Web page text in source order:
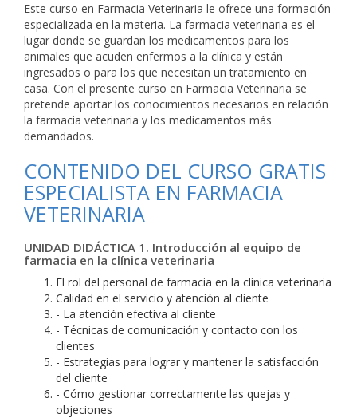
Este curso en Farmacia Veterinaria le ofrece una formación
especializada en la materia. La farmacia veterinaria es el
lugar donde se guardan los medicamentos para los
animales que acuden enfermos a la clínica y están
ingresados o para los que necesitan un tratamiento en
casa. Con el presente curso en Farmacia Veterinaria se
pretende aportar los conocimientos necesarios en relación
la farmacia veterinaria y los medicamentos más
demandados.
CONTENIDO DEL CURSO GRATIS
ESPECIALISTA EN FARMACIA
VETERINARIA
UNIDAD DIDÁCTICA 1. Introducción al equipo de
farmacia en la clínica veterinaria
El rol del personal de farmacia en la clínica veterinaria
Calidad en el servicio y atención al cliente
- La atención efectiva al cliente
- Técnicas de comunicación y contacto con los
clientes
- Estrategias para lograr y mantener la satisfacción
del cliente
- Cómo gestionar correctamente las quejas y
objeciones